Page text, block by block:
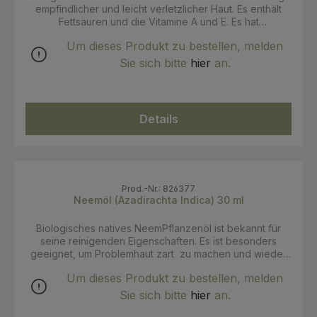
in leichten Massagen auf die perfekt gereinigte Haut
auftragen. Für eine Haarmaske das Öl auf das gesamte
Haarwäsche 30 Minuten einwirken lassen.
INCI:Simmondsia Chinensis (Jojoba) Seed Oil 100% k.b.A
Zertifizierung: Ecocert Cosmos Organic
empfindlicher und leicht verletzlicher Haut. Es enthält
Fettsäuren und die Vitamine A und E. Es hat
Eigenschaften, nährt die Haut und macht sie weich. Es
wird besonders für trockene und empfindliche Haut
Almond) Oil. 100% k.b.A. Zertifizierung: COSMOS Organic
Um dieses Produkt zu bestellen, melden
Sie sich bitte hier an.
Details
Prod.-Nr.: 826377
Neemöl (Azadirachta Indica) 30 ml
Biologisches natives NeemPflanzenöl ist bekannt für
seine reinigenden Eigenschaften. Es ist besonders
geeignet, um Problemhaut zart zu machen und wieder
Pflanzenöl, um die reinigende Wirkung von
Gesichtspflegeölen zu verstärken. Anwendung:Nicht pur,
Um dieses Produkt zu bestellen, melden
Sie sich bitte hier an.